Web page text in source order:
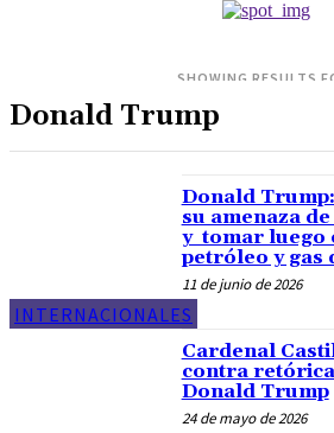
SHOWING RESULTS
INTERNACIONALES
Donald
su amenaza
y tomar luego
petróleo y gas
11 de junio de 2026
Cardenal
contra
Donald Trump
24 de mayo de 2026